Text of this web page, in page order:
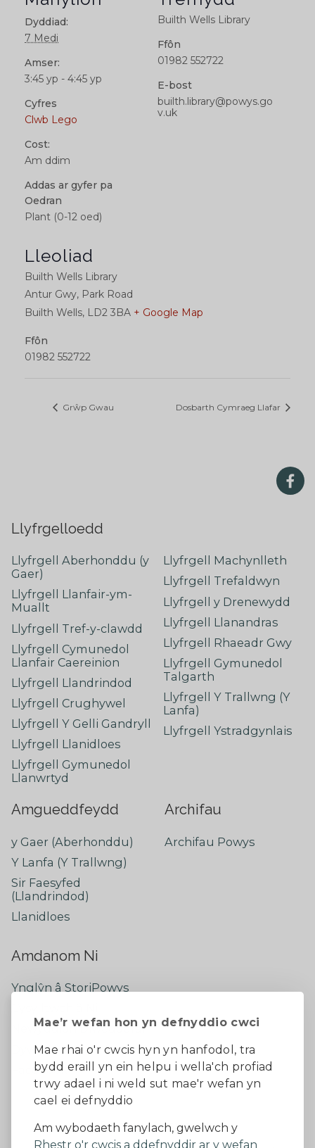
Mae’r wefan hon yn defnyddio cwci
Mae rhai o'r cwcis hyn yn hanfodol, tra
bydd eraill yn ein helpu i wella'ch profiad
trwy adael i ni weld sut mae'r wefan yn
cael ei defnyddio
Am wybodaeth fanylach, gwelwch y
Rhestr o'r cwcis a ddefnyddir ar y wefan
Dyddiad:
7 Medi
Amser:
3:45 yp - 4:45 yp
Cyfres
Clwb Lego
Cost:
Am ddim
Addas ar gyfer pa
Oedran
Plant (0-12 oed)
Lleoliad
Builth Wells Library
Antur Gwy, Park Road
Builth Wells, LD2 3BA + Google Map
Ffôn
01982 552722
Builth Wells Library
Ffôn
01982 552722
E-bost
builth.library@powys.go
v.uk
Grŵp Gwau Dosbarth Cymraeg Llafar
Llyfrgelloedd
Llyfrgell Aberhonddu (y
Gaer)
Llyfrgell Llanfair-ym-
Muallt
Llyfrgell Tref-y-clawdd
Llyfrgell Cymunedol
Llanfair Caereinion
Llyfrgell Llandrindod
Llyfrgell Crughywel
Llyfrgell Y Gelli Gandryll
Llyfrgell Llanidloes
Llyfrgell Gymunedol
Llanwrtyd
Llyfrgell Machynlleth
Llyfrgell Trefaldwyn
Llyfrgell y Drenewydd
Llyfrgell Llanandras
Llyfrgell Rhaeadr Gwy
Llyfrgell Gymunedol
Talgarth
Llyfrgell Y Trallwng (Y
Lanfa)
Llyfrgell Ystradgynlais
Amgueddfeydd
y Gaer (Aberhonddu)
Y Lanfa (Y Trallwng)
Sir Faesyfed
(Llandrindod)
Llanidloes
Archifau
Archifau Powys
Amdanom Ni
Ynglŷn â StoriPowys
Newyddion Diweddaraf
Dywedwch eich barn
Facebook
Datganiad Hygyrchedd